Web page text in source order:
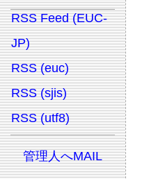
RSS Feed (EUC-
JP)
RSS (euc)
RSS (sjis)
RSS (utf8)
管理人へMAIL